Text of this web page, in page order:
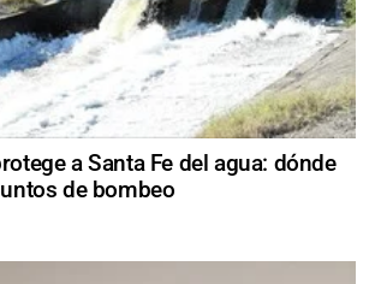
a Santa Fe del agua: dónde
de bombeo